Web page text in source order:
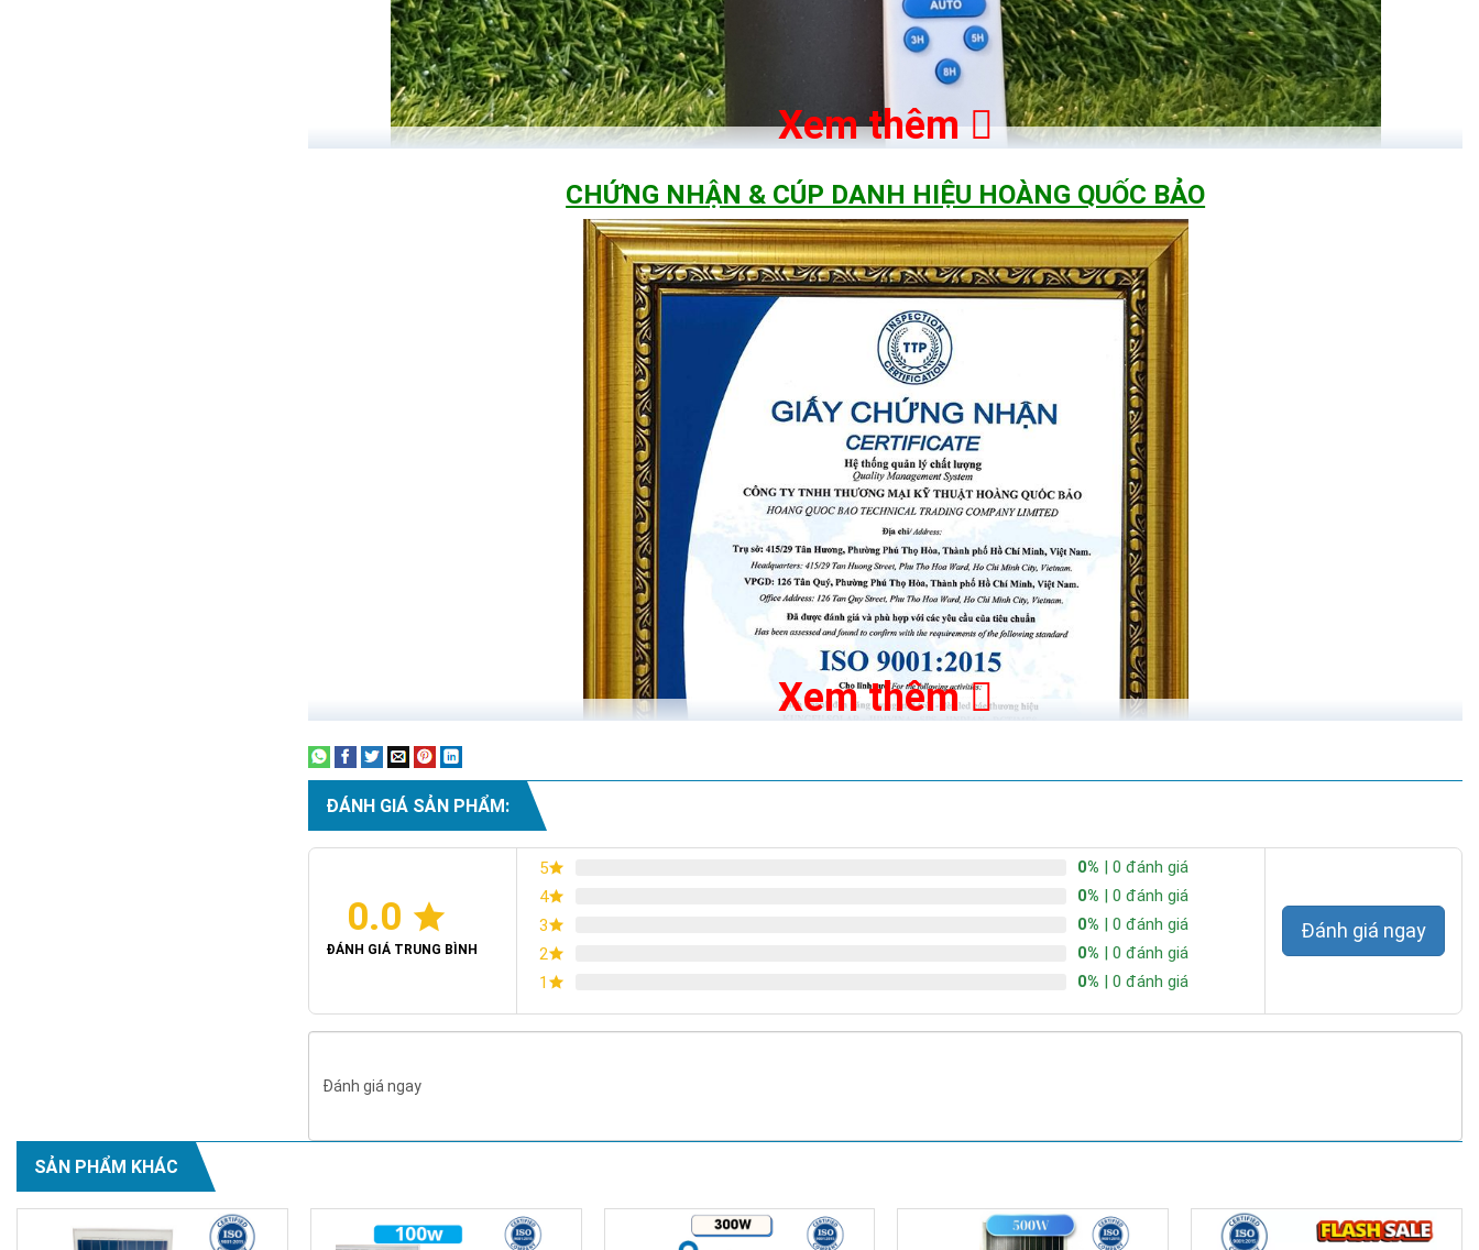
Xem thêm
CHỨNG NHẬN & CÚP DANH HIỆU HOÀNG QUỐC BẢO
Xem thêm
ĐÁNH GIÁ SẢN PHẨM:
0.0
ĐÁNH GIÁ TRUNG BÌNH
5 0% | 0 đánh giá
4
0% | 0 đánh giá
3
0% | 0 đánh giá
2
0% | 0 đánh giá
1
0% | 0 đánh giá
Đánh giá ngay
Đánh giá ngay
SẢN PHẨM KHÁC